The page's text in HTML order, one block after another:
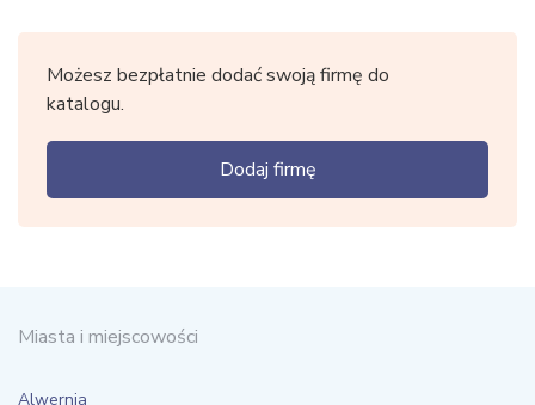
Możesz bezpłatnie dodać swoją firmę do
katalogu.
Dodaj firmę
Miasta i miejscowości
Alwernia